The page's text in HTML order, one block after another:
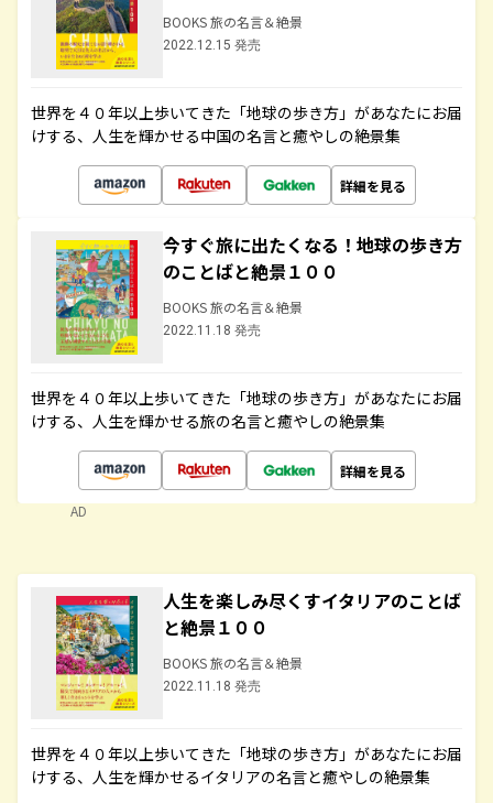
BOOKS 旅の名言＆絶景
2022.12.15 発売
世界を４０年以上歩いてきた「地球の歩き方」があなたにお届
けする、人生を輝かせる中国の名言と癒やしの絶景集
詳細を見る
今すぐ旅に出たくなる！地球の歩き方
のことばと絶景１００
BOOKS 旅の名言＆絶景
2022.11.18 発売
世界を４０年以上歩いてきた「地球の歩き方」があなたにお届
けする、人生を輝かせる旅の名言と癒やしの絶景集
詳細を見る
AD
人生を楽しみ尽くすイタリアのことば
と絶景１００
BOOKS 旅の名言＆絶景
2022.11.18 発売
世界を４０年以上歩いてきた「地球の歩き方」があなたにお届
けする、人生を輝かせるイタリアの名言と癒やしの絶景集